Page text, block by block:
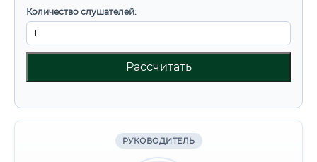
Количество слушателей:
Рассчитать
РУКОВОДИТЕЛЬ